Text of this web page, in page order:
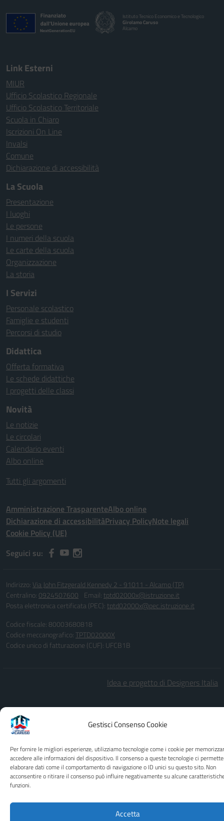
Gestisci Consenso Cookie
Per fornire le migliori esperienze, utilizziamo tecnologie come i cookie per
accedere alle informazioni del dispositivo. Il consenso a queste tecnologie ci
elaborare dati come il comportamento di navigazione o ID unici su questo sito. Non
acconsentire o ritirare il consenso può influire negativamente su alcune
funzioni.
Accetta
Istituto Tecnico Economico e Tecnologico
Girolamo Caruso
Alcamo
Link Esterni
MIUR
Ufficio Scolastico Regionale
Ufficio Scolastico Territoriale
Scuola in Chiaro
Iscrizioni On Line
Invalsi
Comune
Dichiarazione di accessibilità
La Scuola
Presentazione
I luoghi
Le persone
I numeri della scuola
Le carte della scuola
Organizzazione
La storia
I Servizi
Personale scolastico
Famiglie e studenti
Percorsi di studio
Didattica
Offerta formativa
Le schede didattiche
I progetti delle classi
Novità
Le notizie
Le circolari
Calendario eventi
Albo online
Tutti gli argomenti
Amministrazione TrasparenteAlbo online
Dichiarazione di accessibilitàPrivacy PolicyNote legali
Cookie Policy (UE)
Seguici su:
Indirizzo: Via John Fitzgerald Kennedy 2 - 91011 - Alcamo (TP)
Centralino: 0924507600 Email: tptd02000x@istruzione.it
Posta elettronica certificata (PEC): tptd02000x@pec.istruzione.it
Codice fiscale: 80003680818
Codice meccanografico:TPTD02000X
Codice unico di fatturazione (CUF): UFCB1B
Idea e progetto di Designers Italia